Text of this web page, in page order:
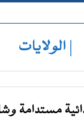
| الولايات
مستدامة